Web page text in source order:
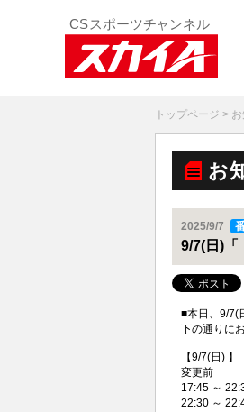
トップページ >
お
2025/9/7
9/7(日)「
■本日、9/7(
下の通りに
【9/7(日) 】
変更前
17:45 ～
22:30 ～